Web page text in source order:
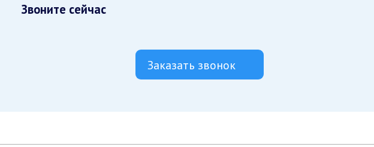
Звоните сейчас
Заказать звонок